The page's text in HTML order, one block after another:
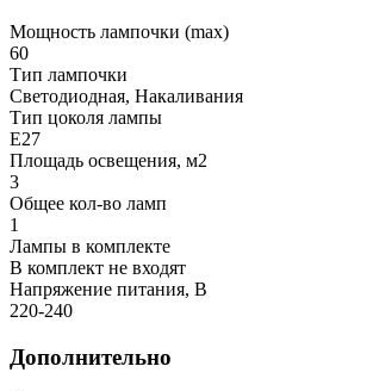
Мощность лампочки (max)
60
Тип лампочки
Светодиодная, Накаливания
Тип цоколя лампы
E27
Площадь освещения, м2
3
Общее кол-во ламп
1
Лампы в комплекте
В комплект не входят
Напряжение питания, В
220-240
Дополнительно